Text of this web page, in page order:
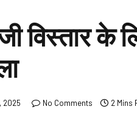
विस्तार के
2025 No Comments 2 Mins